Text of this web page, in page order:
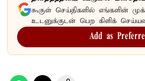
கூகுள் செய்திகளில் எங்களின்
உடனுக்குடன் பெற கிளிக்
Add as